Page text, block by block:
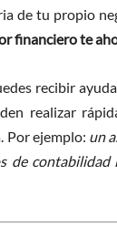
de tu propio
financiero te
recibir
realizar
Por ejemplo: un
de